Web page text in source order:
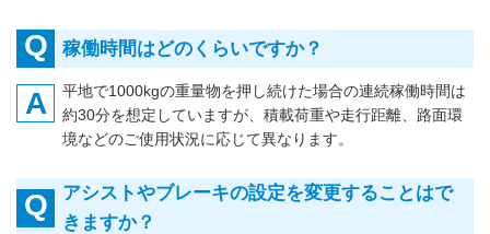
Q 稼働時間はどのくらいですか？
A
平地で1000kgの重量物を押し続けた場合の連続稼働時間は
約30分を想定していますが、積載荷重や走行距離、路面環
境などのご使用状況に応じて異なります。
Q
アシストやブレーキの設定を変更することはで
きますか？